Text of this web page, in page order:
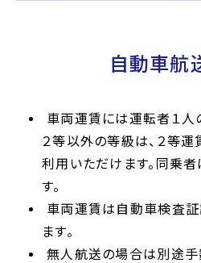
自動車航
車両運賃には運転者１人
２等以外の等級は、２等
利用いただけます。同乗
す。
車両運賃は自動車検査証
ます。
無人航送の場合は別途手